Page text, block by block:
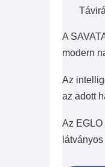
A
modern
Az
az adott
Az